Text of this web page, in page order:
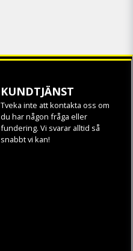
KUNDTJÄNST
Tveka inte att kontakta oss om
du har någon fråga eller
fundering. Vi svarar alltid så
snabbt vi kan!